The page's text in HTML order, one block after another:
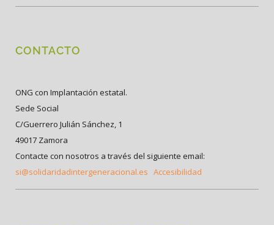
CONTACTO
ONG con Implantación estatal.
Sede Social
C/Guerrero Julián Sánchez, 1
49017 Zamora
Contacte con nosotros a través del siguiente email:
si@solidaridadintergeneracional.es Accesibilidad